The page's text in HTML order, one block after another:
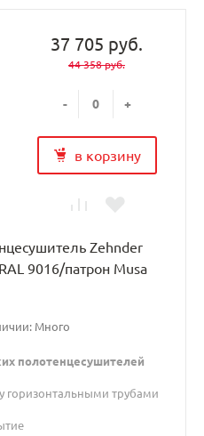
37 705 руб.
44 358 руб.
- +
в корзину
Zehnder
9016/патрон Musa
Много
полотенцесушителей
горизонтальными трубами